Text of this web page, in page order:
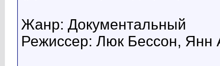
Жанр: Документальный
Режиссер: Люк Бессон, Янн